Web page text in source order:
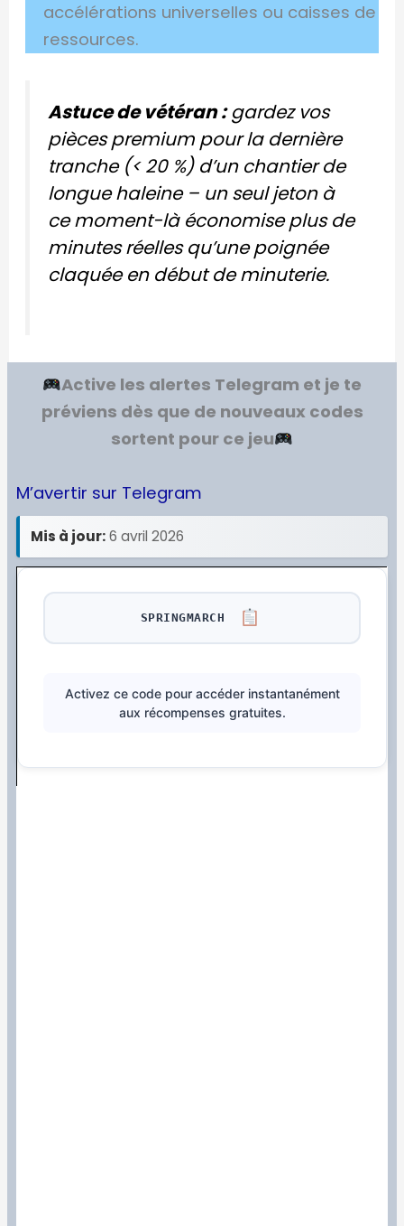
accélérations universelles ou caisses de
ressources.
Astuce de vétéran :gardez vos
pièces premium pour la dernière
tranche (< 20 %) d’un chantier de
longue haleine – un seul jeton à
ce moment-là économise plus de
minutes réelles qu’une poignée
claquée en début de minuterie.
Active les alertes Telegram et je te
préviens dès que de nouveaux codes
sortent pour ce jeu
M’avertir sur Telegram
Mis à jour:6 avril 2026
SPRINGMARCH
Activez ce code pour accéder instantanément
aux récompenses gratuites.